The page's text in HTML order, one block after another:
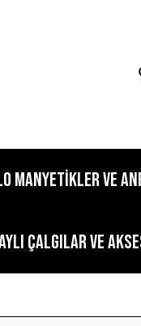
MANYETİKLER VE
ÇALGILAR VE